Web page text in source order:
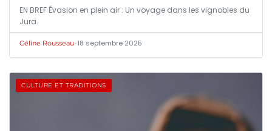
EN BREF Évasion en plein air : Un voyage dans les vignobles du
Jura.
Céline Rousseau•18 septembre 2025
CULTURE ET TRADITIONS